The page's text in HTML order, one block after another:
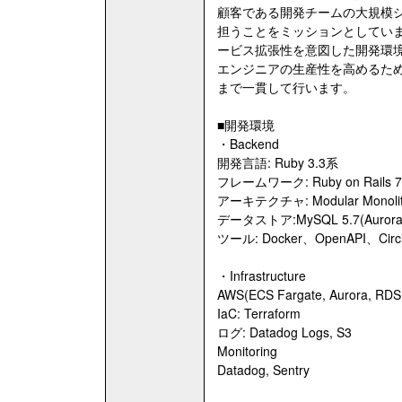
顧客である開発チームの大規模
担うことをミッションとしてい
ービス拡張性を意図した開発環
エンジニアの生産性を高めるた
まで一貫して行います。
■開発環境
・Backend
開発言語: Ruby 3.3系
フレームワーク: Ruby on Rails
アーキテクチャ: Modular
データストア:MySQL
ツール: Docker、OpenAPI、
・Infrastructure
AWS(ECS Fargate, Aurora,
IaC: Terraform
ログ: Datadog Logs, S3
Monitoring
Datadog, Sentry